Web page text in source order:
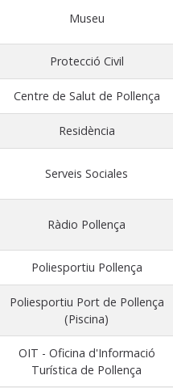
Museu
Protecció Civil
Centre de Salut de Pollença
Residència
Serveis Sociales
Ràdio Pollença
Poliesportiu Pollença
Poliesportiu Port de Pollença
(Piscina)
OIT - Oficina d'Informació
Turística de Pollença